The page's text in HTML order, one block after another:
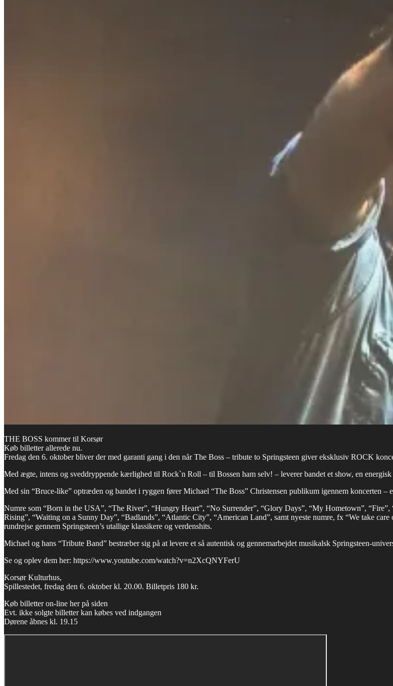
THE BOSS kommer til Korsør
Køb billetter allerede nu.
Fredag den 6. oktober bliver der med garanti gang i den når The Boss – tribute to Springsteen giver eksklusiv ROCK
Med ægte, intens og sveddryppende kærlighed til Rock`n Roll – til Bossen ham selv! – leverer bandet et show, en
Med sin “Bruce-like” optræden og bandet i ryggen fører Michael “The Boss” Christensen publikum igennem koncerten
Numre som “Born in the USA”, “The River”, “Hungry Heart”, “No Surrender”, “Glory Days”, “My Hometown”,
Rising”, “Waiting on a Sunny Day”, “Badlands”, “Atlantic City”, “American Land”, samt nyeste numre, fx “We take
rundrejse gennem Springsteen’s utallige klassikere og verdenshits.
Michael og hans “Tribute Band” bestræber sig på at levere et så autentisk og gennemarbejdet musikalsk Springsteen-
Se og oplev dem her: https://www.youtube.com/watch?v=n2XcQNYFerU
Korsør Kulturhus,
Spillestedet, fredag den 6. oktober kl. 20.00. Billetpris 180 kr.
Køb billetter on-line her på siden
Evt. ikke solgte billetter kan købes ved indgangen
Dørene åbnes kl. 19.15